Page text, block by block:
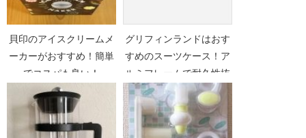
貝印のアイスクリームメ
ーカーがおすすめ！簡単
でコスパも良い！
グリフィンランドはおす
すめのスーツケース！ア
ルミフレームで耐久性抜
群！